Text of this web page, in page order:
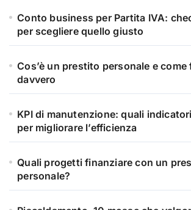
Conto business per Partita IVA:
per scegliere quello giusto
Cos’è un prestito personale e
davvero
KPI di manutenzione: quali
per migliorare l’efficienza
Quali progetti finanziare con un
personale?